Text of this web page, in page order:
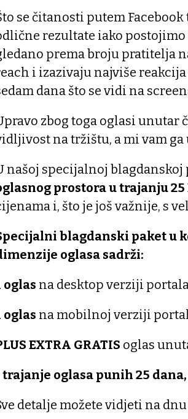
se čitanosti putem
rezultate iako
prema broju pratitelja
i izazivaju najviše
dana što se vidi na
zbog toga oglasi unutar
na tržištu, a mi vam
našoj specijalnoj
prostora u trajanju 25
i, što je još važnije, s
blagdanski paket u
oglasa sadrži:
oglas na desktop verziji portala
oglas na mobilnoj verziji
EXTRA GRATIS oglas
trajanje oglasa punih 25
detalje možete vidjeti na